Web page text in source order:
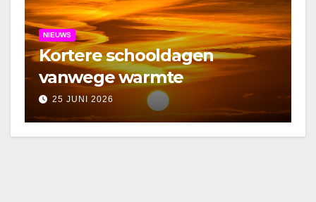
NIEUWS
Kortere schooldagen
vanwege warmte
25 JUNI 2026